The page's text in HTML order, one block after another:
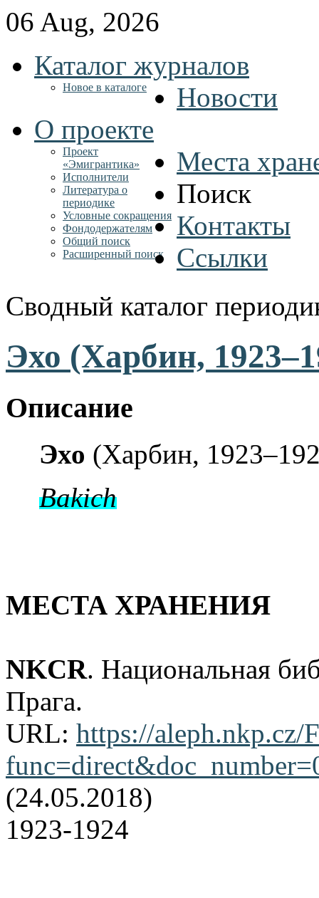
06 Aug, 2026
Каталог журналов
Новое в каталоге
Новости
О проекте
Проект
«Эмигрантика»
Исполнители
Литература о
периодике
Условные сокращения
Фондодержателям
Места
Поиск
Общий поиск
Расширенный поиск
Контакты
Ссылки
Сводный каталог
Эхо (Харбин,
Описание
Эхо (Харбин,
Bakich
МЕСТА ХРАНЕНИЯ
NKCR. Национальная
Прага.
URL: https://aleph.nkp.cz/
(24.05.2018)
1923-1924